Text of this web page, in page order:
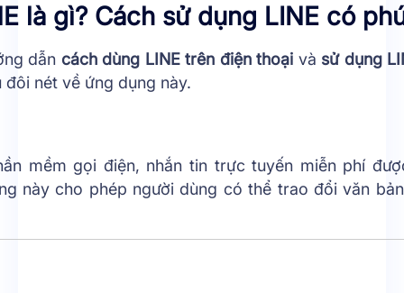
là gì? Cách sử dụng LINE có
dẫn cách dùng LINE trên điện thoại và sử dụng
nét về ứng dụng này.
mềm gọi điện, nhắn tin trực tuyến miễn phí
này cho phép người dùng có thể trao đổi văn